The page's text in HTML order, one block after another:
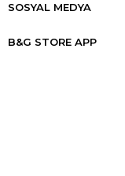
SOSYAL MEDYA
B&G STORE APP